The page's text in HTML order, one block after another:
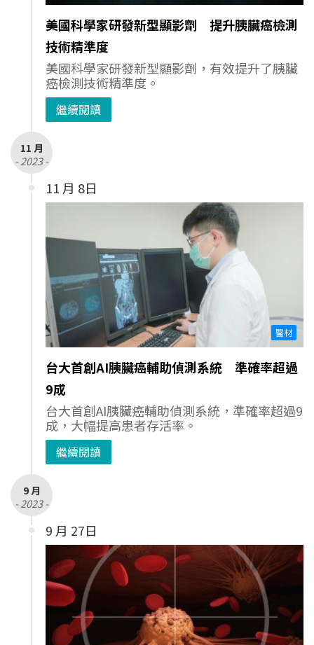
美國科學家研發新型顯影劑 提升胰臟癌檢測
技術精準度
美國科學家研發新型顯影劑，有效提升了胰臟
癌檢測技術精準度。
繼續閱讀
11 月
- 2023 -
11 月 8日
醫材
台大首創AI胰臟癌輔助偵測系統 準確率超過
9成
台大首創AI胰臟癌輔助偵測系統，準確率超過9
成，大幅提高患者存活率。
繼續閱讀
9 月
- 2023 -
9 月 27日